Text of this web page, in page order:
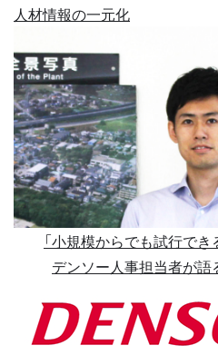
人材情報の一元化
「小規模からでも試行でき
デンソー人事担当者が語